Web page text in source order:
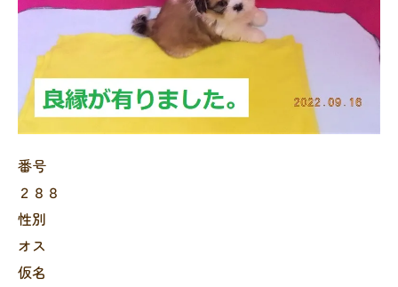
番号
２８８
性別
オス
仮名